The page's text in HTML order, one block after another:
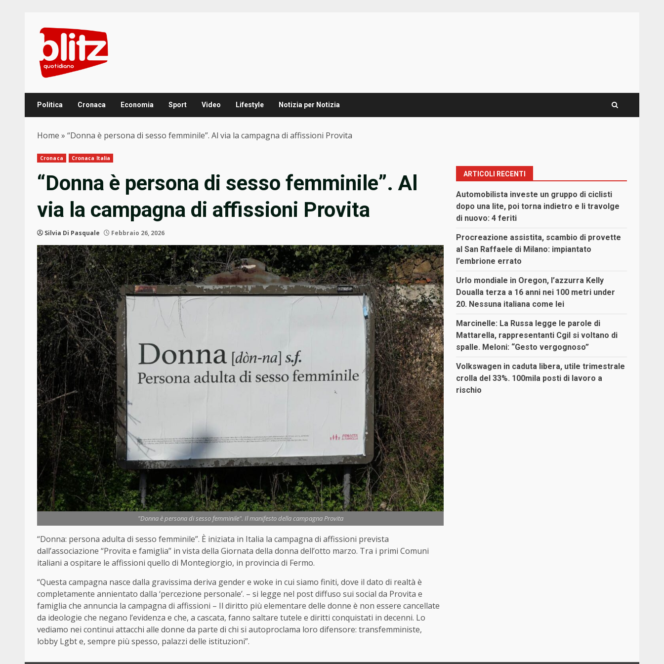
content
Politica Cronaca Economia Sport Video Lifestyle Notizia per Notizia
Home » “Donna è persona di sesso femminile”. Al via la campagna di affissioni Provita
Cronaca Cronaca Italia
“Donna è persona di sesso femminile”. Al
via la campagna di affissioni Provita
Silvia Di Pasquale Febbraio 26, 2026
"Donna è persona di sesso femminile". Il manifesto della campagna Provita
“Donna: persona adulta di sesso femminile”. È iniziata in Italia la campagna di affissioni prevista
dall’associazione “Provita e famiglia” in vista della Giornata della donna dell’otto marzo. Tra i primi Comuni
italiani a ospitare le affissioni quello di Montegiorgio, in provincia di Fermo.
“Questa campagna nasce dalla gravissima deriva gender e woke in cui siamo finiti, dove il dato di realtà è
completamente annientato dalla ‘percezione personale’. – si legge nel post diffuso sui social da Provita e
famiglia che annuncia la campagna di affissioni – Il diritto più elementare delle donne è non essere cancellate
da ideologie che negano l’evidenza e che, a cascata, fanno saltare tutele e diritti conquistati in decenni. Lo
vediamo nei continui attacchi alle donne da parte di chi si autoproclama loro difensore: transfemministe,
lobby Lgbt e, sempre più spesso, palazzi delle istituzioni”.
ARTICOLI RECENTI
Automobilista investe un gruppo di ciclisti
dopo una lite, poi torna indietro e li travolge
di nuovo: 4 feriti
Procreazione assistita, scambio di provette
al San Raffaele di Milano: impiantato
l’embrione errato
Urlo mondiale in Oregon, l’azzurra Kelly
Doualla terza a 16 anni nei 100 metri under
20. Nessuna italiana come lei
Marcinelle: La Russa legge le parole di
Mattarella, rappresentanti Cgil si voltano di
spalle. Meloni: “Gesto vergognoso”
Volkswagen in caduta libera, utile trimestrale
crolla del 33%. 100mila posti di lavoro a
rischio